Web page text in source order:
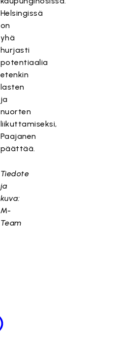
Helsingissä
on
yhä
hurjasti
potentiaalia
etenkin
lasten
ja
nuorten
liikuttamiseksi,
Paajanen
päättää.
Tiedote
ja
kuva:
M-
Team